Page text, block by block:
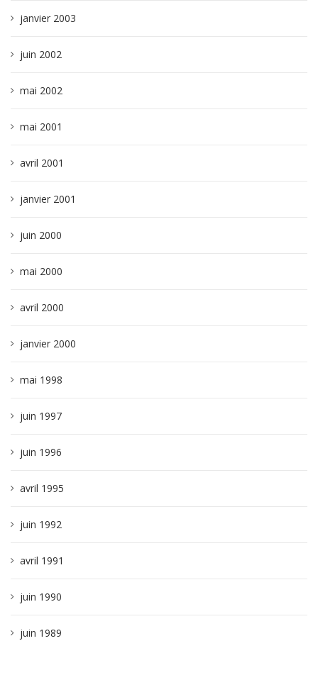
janvier 2003
juin 2002
mai 2002
mai 2001
avril 2001
janvier 2001
juin 2000
mai 2000
avril 2000
janvier 2000
mai 1998
juin 1997
juin 1996
avril 1995
juin 1992
avril 1991
juin 1990
juin 1989